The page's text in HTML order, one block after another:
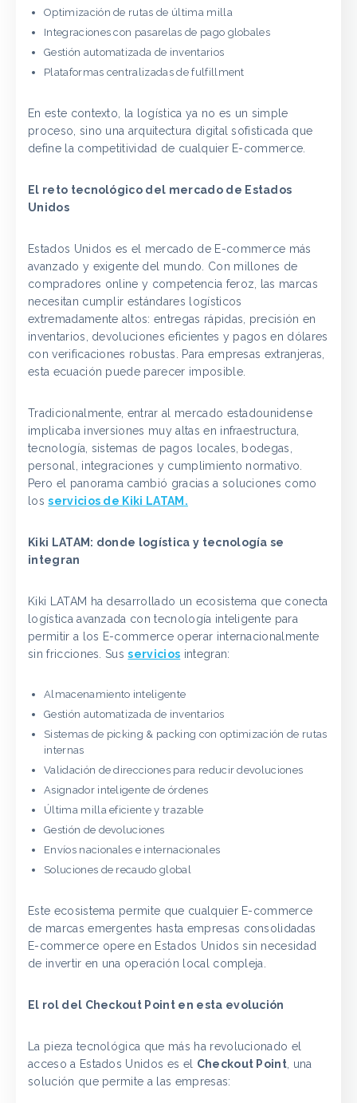
Optimización de rutas de última milla
Integraciones con pasarelas de pago globales
Gestión automatizada de inventarios
Plataformas centralizadas de fulfillment
En este contexto, la logística ya no es un simple
proceso, sino una arquitectura digital sofisticada que
define la competitividad de cualquier E-commerce.
El reto tecnológico del mercado de Estados
Unidos
Estados Unidos es el mercado de E-commerce más
avanzado y exigente del mundo. Con millones de
compradores online y competencia feroz, las marcas
necesitan cumplir estándares logísticos
extremadamente altos: entregas rápidas, precisión en
inventarios, devoluciones eficientes y pagos en dólares
con verificaciones robustas. Para empresas extranjeras,
esta ecuación puede parecer imposible.
Tradicionalmente, entrar al mercado estadounidense
implicaba inversiones muy altas en infraestructura,
tecnología, sistemas de pagos locales, bodegas,
personal, integraciones y cumplimiento normativo.
Pero el panorama cambió gracias a soluciones como
losservicios de Kiki LATAM.
Kiki LATAM: donde logística y tecnología se
integran
Kiki LATAM ha desarrollado un ecosistema que conecta
logística avanzada con tecnología inteligente para
permitir a los E-commerce operar internacionalmente
sin fricciones. Susservicios integran:
Almacenamiento inteligente
Gestión automatizada de inventarios
Sistemas de picking & packing con optimización de rutas
internas
Validación de direcciones para reducir devoluciones
Asignador inteligente de órdenes
Última milla eficiente y trazable
Gestión de devoluciones
Envíos nacionales e internacionales
Soluciones de recaudo global
Este ecosistema permite que cualquier E-commerce
de marcas emergentes hasta empresas consolidadas
E-commerce opere en Estados Unidos sin necesidad
de invertir en una operación local compleja.
El rol del Checkout Point en esta evolución
La pieza tecnológica que más ha revolucionado el
acceso a Estados Unidos es el Checkout Point, una
solución que permite a las empresas: